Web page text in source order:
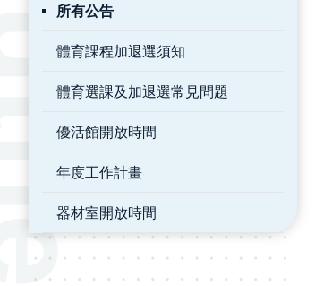
所有公告
體育課程加退選須知
體育選課及加退選常見問題
優活館開放時間
年度工作計畫
器材室開放時間